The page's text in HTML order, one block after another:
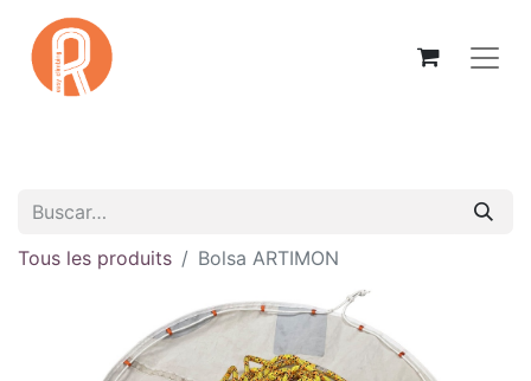
Tous les produits Bolsa ARTIMON